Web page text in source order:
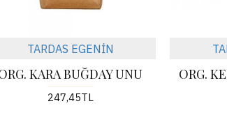
TARDAS EGENİN
KARA BUĞDAY UNU
247,45TL
ORG.